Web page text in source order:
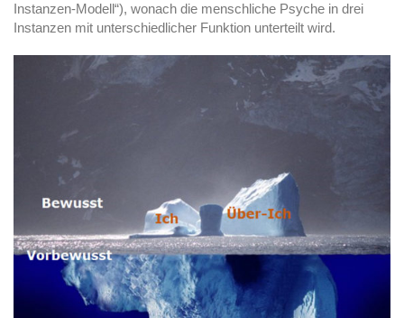
Instanzen-Modell“), wonach die menschliche Psyche in drei
Instanzen mit unterschiedlicher Funktion unterteilt wird.